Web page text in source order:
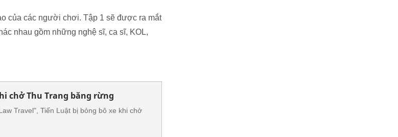
của các người chơi. Tập 1 sẽ được ra mắt
nhau gồm những nghệ sĩ, ca sĩ, KOL,
chở Thu Trang băng rừng
Travel", Tiến Luật bị bỏng bô xe khi chở